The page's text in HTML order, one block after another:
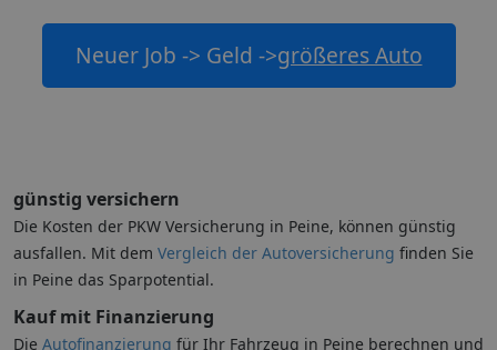
Neuer Job -> Geld ->größeres Auto
günstig versichern
Die Kosten der PKW Versicherung in Peine, können günstig
ausfallen. Mit dem Vergleich der Autoversicherung finden Sie
in Peine das Sparpotential.
Kauf mit Finanzierung
Die Autofinanzierung für Ihr Fahrzeug in Peine berechnen und